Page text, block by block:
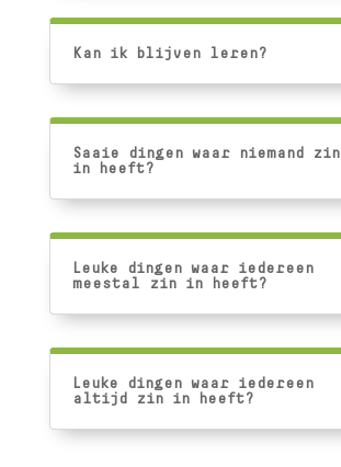
Kan ik blijven leren?
Saaie dingen waar niemand zin
in heeft?
Leuke dingen waar iedereen
meestal zin in heeft?
Leuke dingen waar iedereen
altijd zin in heeft?